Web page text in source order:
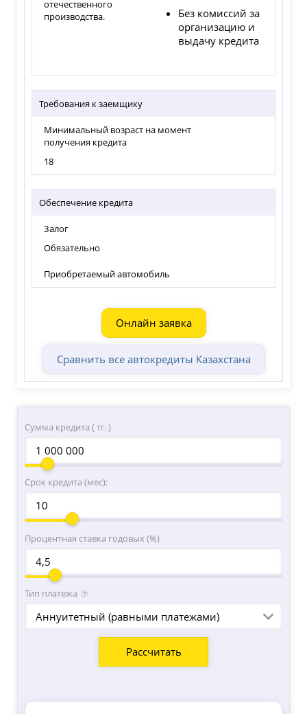
отечественного
производства.
Без комиссий за
организацию и
выдачу кредита
Требования к заемщику
Минимальный возраст на момент
получения кредита
18
Обеспечение кредита
Залог
Обязательно
Приобретаемый автомобиль
Онлайн заявка
Сравнить все автокредиты Казахстана
Сумма кредита ( тг. )
Срок кредита (мес):
Процентная ставка годовых (%)
Тип платежа
Аннуитетный (равными платежами)